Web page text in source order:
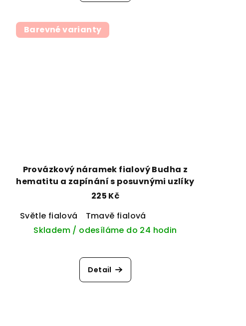
Barevné varianty
Provázkový náramek fialový Budha z
hematitu a zapínání s posuvnými uzlíky
225 Kč
Světle fialová
Tmavě fialová
Skladem / odesíláme do 24 hodin
Detail